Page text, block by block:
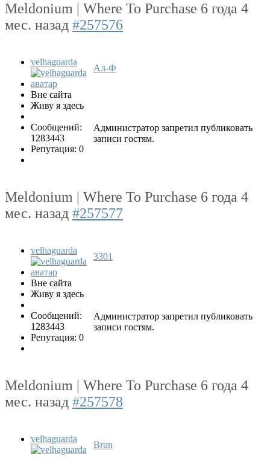
Meldonium | Where To Purchase 6 года 4
мес. назад #257576
velhaguarda
Вне сайта
Живу я здесь
Сообщений:
1283443
Репутация: 0
Ал-Ф
Администратор запретил публиковать
записи гостям.
Meldonium | Where To Purchase 6 года 4
мес. назад #257577
velhaguarda
Вне сайта
Живу я здесь
Сообщений:
1283443
Репутация: 0
3301
Администратор запретил публиковать
записи гостям.
Meldonium | Where To Purchase 6 года 4
мес. назад #257578
velhaguarda
Brun